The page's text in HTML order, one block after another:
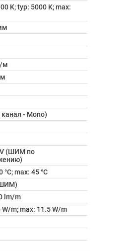
K; typ: 5000 K; max:
м
канал - Mono)
(ШИМ по
°C; max: 45 °C
lm/m
W/m; max: 11.5 W/m